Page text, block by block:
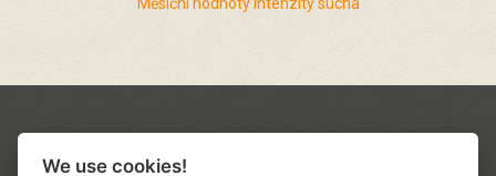
We use cookies!